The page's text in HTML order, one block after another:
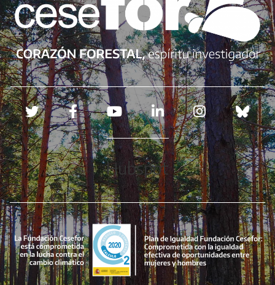
Redes sociales
Hubspot